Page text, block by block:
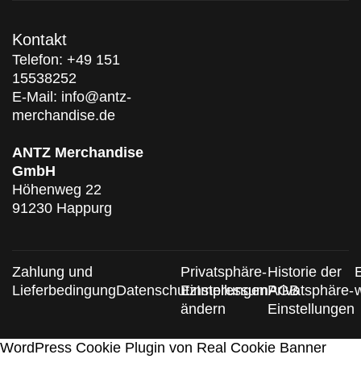
Kontakt
‭Telefon: +49 151
15538252‬
E-Mail: info@antz-
merchandise.de
ANTZ Merchandise
GmbH
Höhenweg 22
91230 Happurg
Privatsphäre-
Einstellungen
ändern
Historie der
Privatsphäre-
Einstellungen
Zahlung und
LieferbedingungDatenschutzImpressumAGB
WordPress Cookie Plugin von Real Cookie Banner